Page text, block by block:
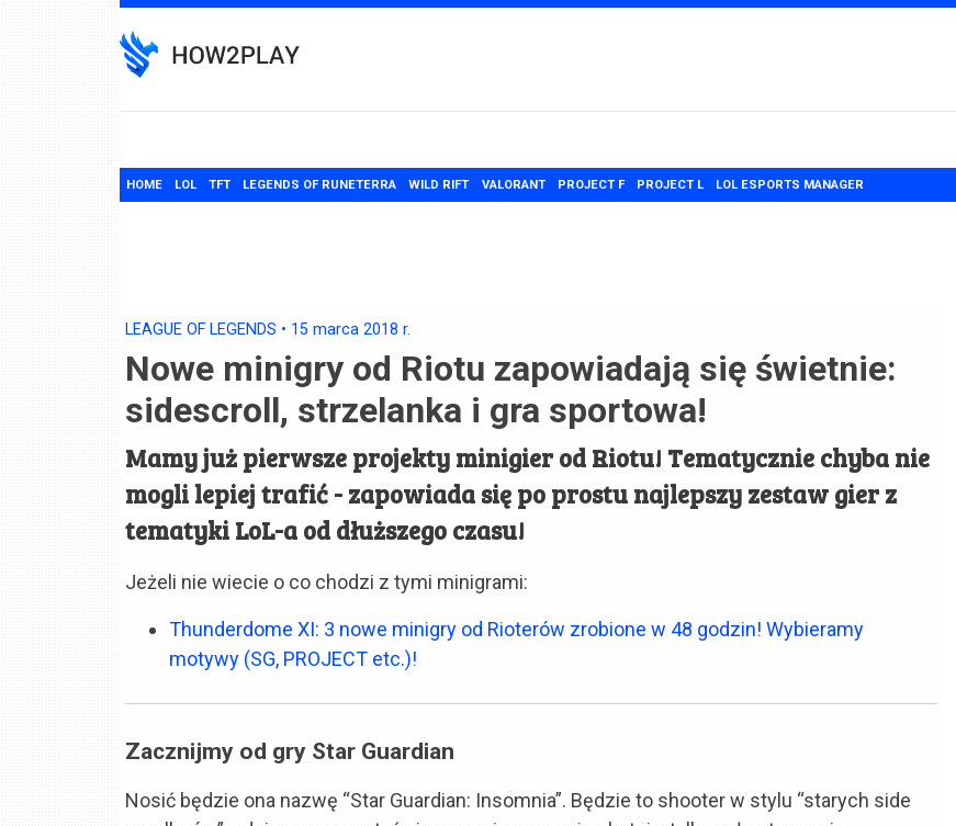
to
content
HOME LOL TFT LEGENDS OF RUNETERRA WILD RIFT VALORANT PROJECT F PROJECT L LOL ESPORTS MANAGER
LEAGUE OF LEGENDS • 15 marca 2018 r.
Nowe minigry od Riotu zapowiadają się świetnie:
sidescroll, strzelanka i gra sportowa!
Mamy już pierwsze projekty minigier od Riotu! Tematycznie chyba nie
mogli lepiej trafić - zapowiada się po prostu najlepszy zestaw gier z
tematyki LoL-a od dłuższego czasu!
Jeżeli nie wiecie o co chodzi z tymi minigrami:
Thunderdome XI: 3 nowe minigry od Rioterów zrobione w 48 godzin! Wybieramy
motywy (SG, PROJECT etc.)!
Zacznijmy od gry Star Guardian
Nosić będzie ona nazwę “Star Guardian: Insomnia”. Będzie to shooter w stylu “starych side